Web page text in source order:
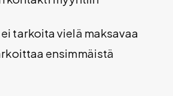
tarkoita vielä maksavaa
ensimmäistä